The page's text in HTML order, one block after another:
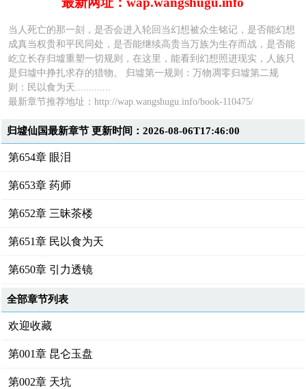
当人死亡的那一刻，是否会进入轮回当幻想被众生铭记，是否能幻想
成真当权贵和平民同处，是否能继续高贵当万族为生存而战，是否能
屹立长存归墟重塑一切规则，在这里，能看到幻想照进现实，人族只
是归墟中挣扎求存的猎物。 归墟第一规则：万物凋零归墟第二规
则：民以食为天.............
最新章节推荐地址：http://wap.wangshugu.info/book-110475/
归墟仙国最新章节 更新时间：2026-08-06T17:46:00
第654章 眼泪
第653章 药师
第652章 三昧茶楼
第651章 民以食为天
第650章 引力透镜
全部章节列表
欢迎收藏
第001章 昆仑玉盘
第002章 天坑